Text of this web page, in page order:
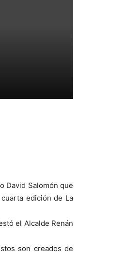
David Salomón que
edición de La
el Alcalde Renán
son creados de